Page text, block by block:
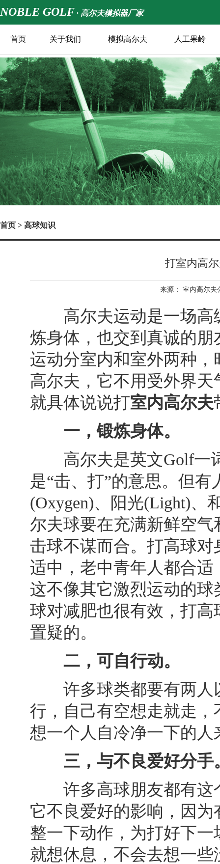
NOBLE GOLF · 高尔夫模拟器厂家
首页 关于我们 模拟高尔夫 人工果岭
首页 > 高球知识
打室内高
来源： 室内高尔夫
高尔夫运动是一场高
炼身体，也交到真诚的
运动分室内和室外两种
高尔夫，它不用受外界天
就具体说说打室内高尔夫
一，锻炼身体。
高尔夫是英文Golf一
是“击、打”的意思。但有
(Oxygen)、阳光(Light)、
尔夫球要在充满新鲜空
击球不谋而合。打高球
适中，老中青年人都合
这不像其它激烈运动的
球对减肥也很有效，打
置疑的。
二，可自行动。
许多球类都要有两人
行，自己有空想走就走
想一个人自冷净一下的
三，与不良爱好分手
许多高球朋友都有这
它不良爱好的影响，因
整一下动作，为打好下
就想休息，不会去想一些